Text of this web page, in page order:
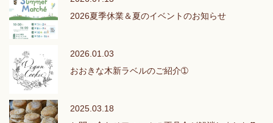
2026夏季休業＆夏のイベントのお知らせ
2026.01.03
おおきな木新ラベルのご紹介➀
2025.03.18